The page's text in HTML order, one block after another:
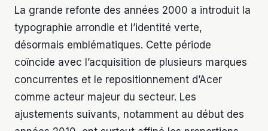
La grande refonte des années 2000 a introduit la
typographie arrondie et l’identité verte,
désormais emblématiques. Cette période
coïncide avec l’acquisition de plusieurs marques
concurrentes et le repositionnement d’Acer
comme acteur majeur du secteur. Les
ajustements suivants, notamment au début des